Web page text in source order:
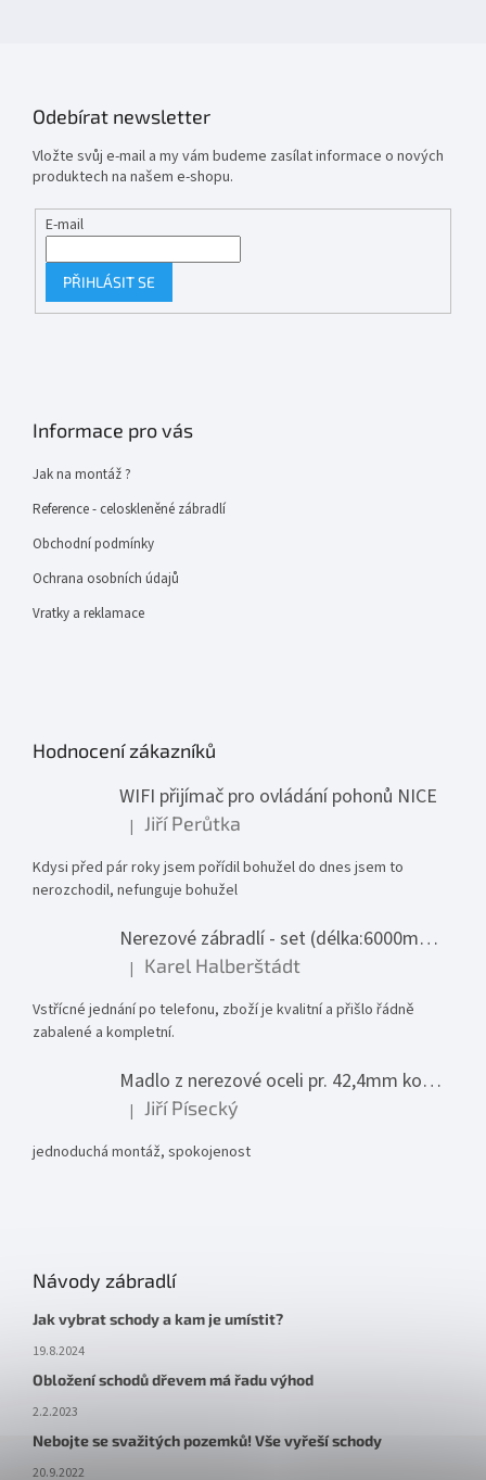
Odebírat newsletter
Vložte svůj e-mail a my vám budeme zasílat informace o nových
produktech na našem e-shopu.
E-mail
PŘIHLÁSIT SE
Informace pro vás
Jak na montáž ?
Reference - celoskleněné zábradlí
Obchodní podmínky
Ochrana osobních údajů
Vratky a reklamace
Hodnocení zákazníků
WIFI přijímač pro ovládání pohonů NICE
Hodnocení produktu je 1 z 5 hvězdiček.
| Jiří Perůtka
Kdysi před pár roky jsem pořídil bohužel do dnes jsem to
nerozchodil, nefunguje bohužel
Nerezové zábradlí - set (délka:6000mm x výška:1000mm)
Hodnocení produktu je 5 z 5 hvězdiček.
| Karel Halberštádt
Vstřícné jednání po telefonu, zboží je kvalitní a přišlo řádně
zabalené a kompletní.
Madlo z nerezové oceli pr. 42,4mm komplet - model 0116 - 3000mm
Hodnocení produktu je 5 z 5 hvězdiček.
| Jiří Písecký
jednoduchá montáž, spokojenost
Návody zábradlí
Jak vybrat schody a kam je umístit?
19.8.2024
Obložení schodů dřevem má řadu výhod
2.2.2023
Nebojte se svažitých pozemků! Vše vyřeší schody
20.9.2022